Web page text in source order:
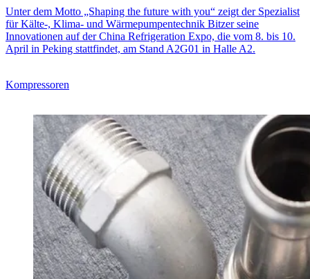
Unter dem Motto „Shaping the future with you“ zeigt der Spezialist
für Kälte‑, Klima- und Wärmepumpentechnik Bitzer seine
Innovationen auf der China Refrigeration Expo, die vom 8. bis 10.
April in Peking stattfindet, am Stand A2G01 in Halle A2.
Kompressoren